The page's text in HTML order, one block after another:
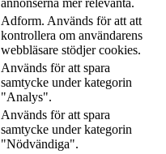
annonserna mer relevanta.
Adform. Används för att att
kontrollera om användarens
webbläsare stödjer cookies.
Används för att spara
samtycke under kategorin
"Analys".
Används för att spara
samtycke under kategorin
"Nödvändiga".